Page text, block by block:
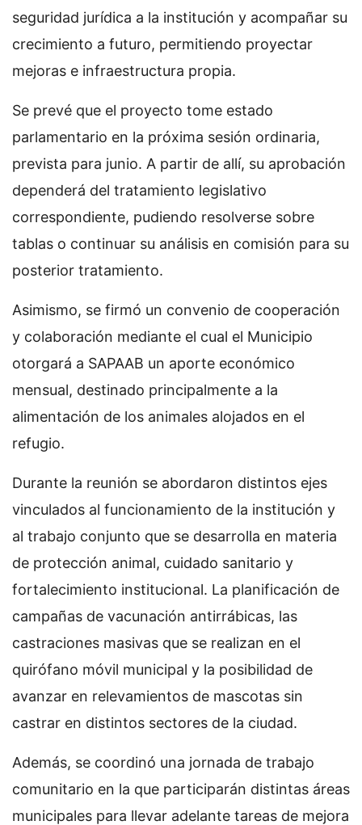
seguridad jurídica a la institución y acompañar su
crecimiento a futuro, permitiendo proyectar
mejoras e infraestructura propia.
Se prevé que el proyecto tome estado
parlamentario en la próxima sesión ordinaria,
prevista para junio. A partir de allí, su aprobación
dependerá del tratamiento legislativo
correspondiente, pudiendo resolverse sobre
tablas o continuar su análisis en comisión para su
posterior tratamiento.
Asimismo, se firmó un convenio de cooperación
y colaboración mediante el cual el Municipio
otorgará a SAPAAB un aporte económico
mensual, destinado principalmente a la
alimentación de los animales alojados en el
refugio.
Durante la reunión se abordaron distintos ejes
vinculados al funcionamiento de la institución y
al trabajo conjunto que se desarrolla en materia
de protección animal, cuidado sanitario y
fortalecimiento institucional. La planificación de
campañas de vacunación antirrábicas, las
castraciones masivas que se realizan en el
quirófano móvil municipal y la posibilidad de
avanzar en relevamientos de mascotas sin
castrar en distintos sectores de la ciudad.
Además, se coordinó una jornada de trabajo
comunitario en la que participarán distintas áreas
municipales para llevar adelante tareas de mejora